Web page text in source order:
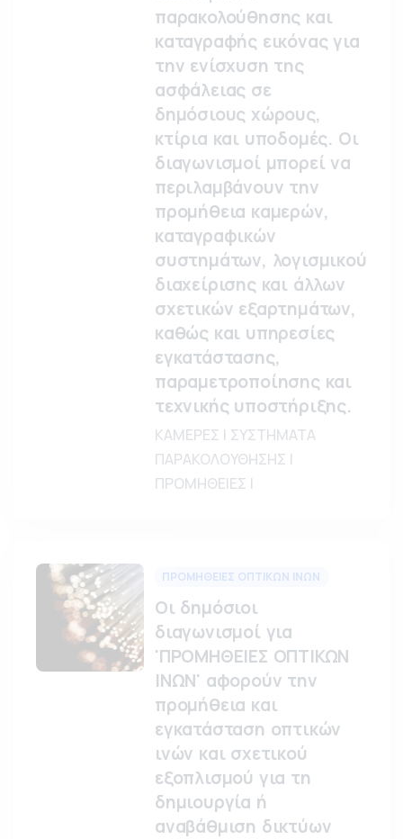
παρακολούθησης και
καταγραφής εικόνας για
την ενίσχυση της
ασφάλειας σε
δημόσιους χώρους,
κτίρια και υποδομές. Οι
διαγωνισμοί μπορεί να
περιλαμβάνουν την
προμήθεια καμερών,
καταγραφικών
συστημάτων, λογισμικού
διαχείρισης και άλλων
σχετικών εξαρτημάτων,
καθώς και υπηρεσίες
εγκατάστασης,
παραμετροποίησης και
τεχνικής υποστήριξης.
ΚΑΜΕΡΕΣ | ΣΥΣΤΗΜΑΤΑ
ΠΑΡΑΚΟΛΟΥΘΗΣΗΣ |
ΠΡΟΜΗΘΕΙΕΣ |
ΠΡΟΜΗΘΕΙΕΣ ΟΠΤΙΚΩΝ ΙΝΩΝ
Οι δημόσιοι
διαγωνισμοί για
'ΠΡΟΜΗΘΕΙΕΣ ΟΠΤΙΚΩΝ
ΙΝΩΝ' αφορούν την
προμήθεια και
εγκατάσταση οπτικών
ινών και σχετικού
εξοπλισμού για τη
δημιουργία ή
αναβάθμιση δικτύων